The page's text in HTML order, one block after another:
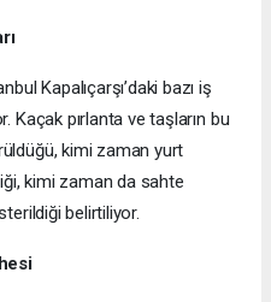
Kapalıçarşı’daki bazı iş
Kaçak pırlanta ve taşların bu
kimi zaman yurt
kimi zaman da sahte
belirtiliyor.